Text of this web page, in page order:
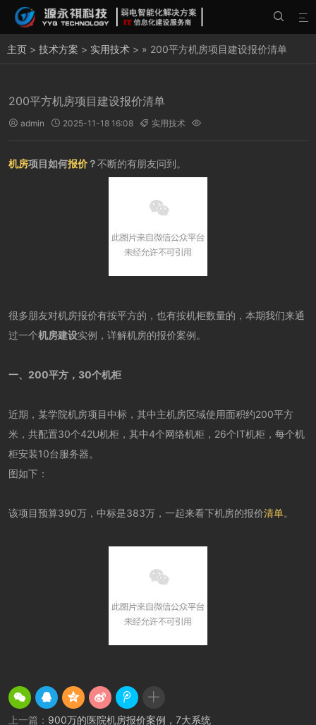


主页 > 技术方案 > 实用技术 > » 200平方机房项目建设报价清单
200平方机房项目建设报价清单
 admin  2025-11-18 16:08  实用技术 
机房项目如何报价 ？不断的有朋友问到。
很多朋友对机房报价有按平方的，也有按机柜数量的，本期我们来通
过一个机房建设实例，详解机房的报价案例。
一、200平方，30个机柜
近期，某学院机房项目中标，其中主机房区域使用面积约200平方
米，共配置30个42U机柜，其中4个网络机柜，26个IT机柜，每个机
柜安装10台服务器。
图如下：
该项目预算390万，中标是383万，一起来看下机房的报价清单。
上一篇： 900万的医院机房报价案例，7大系统